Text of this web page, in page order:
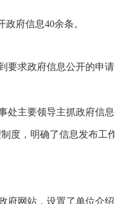
政府信息40余条。
要求政府信息公开的申请
处主要领导主抓政府信
度，明确了信息发布工
府网站，设置了单位介